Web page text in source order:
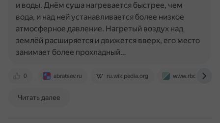
0 abratsev.ru ru.wikipedia.org www.rbc.ru
и воды. Днём суша нагревается быстрее, чем
вода, и над ней устанавливается более низкое
атмосферное давление. Нагретый воздух над
землёй расширяется и движется вверх, его место
занимает более прохладный…
Читать далее